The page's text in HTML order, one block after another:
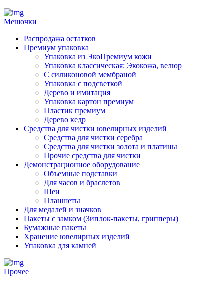
Мешочки
Распродажа остатков
Премиум упаковка
Упаковка из ЭкоПремиум кожи
Упаковка классическая: Экокожа, велюр
С силиконовой мембраной
Упаковка с подсветкой
Дерево и имитация
Упаковка картон премиум
Пластик премиум
Дерево кедр
Средства для чистки ювелирных изделий
Средства для чистки серебра
Средства для чистки золота и платины
Прочие средства для чистки
Демонстрационное оборудование
Объемные подставки
Для часов и браслетов
Шеи
Планшеты
Для медалей и значков
Пакеты с замком (Зиплок-пакеты, грипперы)
Бумажные пакеты
Хранение ювелирных изделий
Упаковка для камней
Прочее